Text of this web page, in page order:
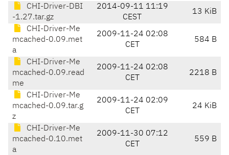
CHI-Driver-DBI
-1.27.tar.gz
2014-09-11 11:19
CEST
13 KiB
CHI-Driver-Me
mcached-0.09.met
a
2009-11-24 02:08
CET
584 B
CHI-Driver-Me
mcached-0.09.read
me
2009-11-24 02:08
CET
2218 B
CHI-Driver-Me
mcached-0.09.tar.g
z
2009-11-24 02:09
CET
24 KiB
CHI-Driver-Me
mcached-0.10.met
a
2009-11-30 07:12
CET
559 B